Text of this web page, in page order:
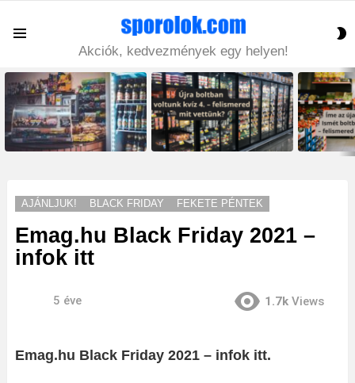
Akciók, kedvezmények egy helyen!
LATEST
STORIES
AJÁNLJUK! BLACK FRIDAY FEKETE PÉNTEK
Emag.hu Black Friday 2021 –
infok itt
5 éve 1.7k Views
Emag.hu Black Friday 2021 – infok itt.